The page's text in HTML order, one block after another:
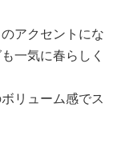
アクセントにな
一気に春らしく
リューム感でス